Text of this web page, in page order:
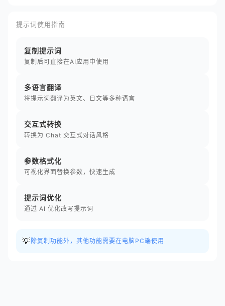
提示词使用指南
复制提示词
复制后可直接在AI应用中使用
多语言翻译
将提示词翻译为英文、日文等多种语言
交互式转换
转换为 Chat 交互式对话风格
参数格式化
可视化界面替换参数，快速生成
提示词优化
通过 AI 优化改写提示词
💡 除复制功能外，其他功能需要在电脑PC端使用